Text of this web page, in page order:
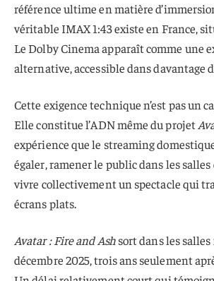
référence ultime en matière
véritable IMAX 1:43 existe en France,
Le Dolby Cinema apparaît comme une
alternative, accessible dans davantage
Cette exigence technique n’est pas un
Elle constitue l’ADN même du projet
expérience que le streaming
égaler, ramener le public dans les salles
vivre collectivement un spectacle qui
écrans plats.
Avatar : Fire and Ashsort dans les salles
décembre 2025, trois ans seulement